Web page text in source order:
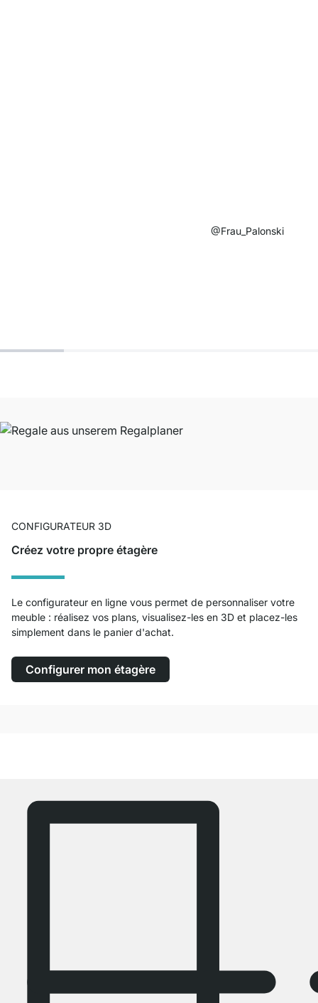
@Frau_Palonski
CONFIGURATEUR 3D
Créez votre propre étagère
Le configurateur en ligne vous permet de personnaliser votre
meuble : réalisez vos plans, visualisez-les en 3D et placez-les
simplement dans le panier d'achat.
Configurer mon étagère